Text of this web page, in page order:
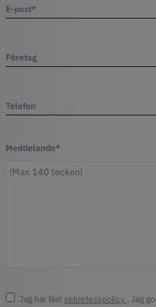
E-post*
Företag
Telefon
Meddelande*
Jag har läst sekretesspolicy . Jag